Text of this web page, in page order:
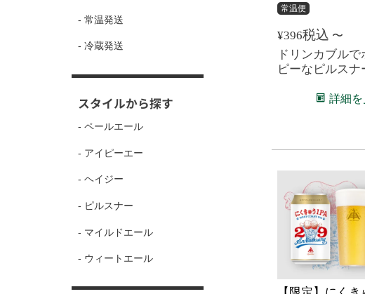
- 常温発送
- 冷蔵発送
スタイルから探す
- ペールエール
- アイピーエー
- ヘイジー
- ピルスナー
- マイルドエール
- ウィートエール
常温便
¥396税込 〜
ドリンカブルで
ピーなピルスナ
詳細を